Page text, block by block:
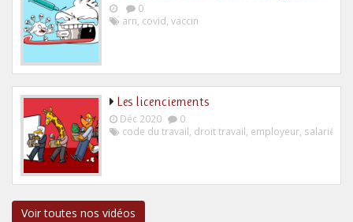
0
arn covid vaccin
Les licenciements
Déc 2020
0
code du travail droit travail employeur salarié
Voir toutes nos vidéos